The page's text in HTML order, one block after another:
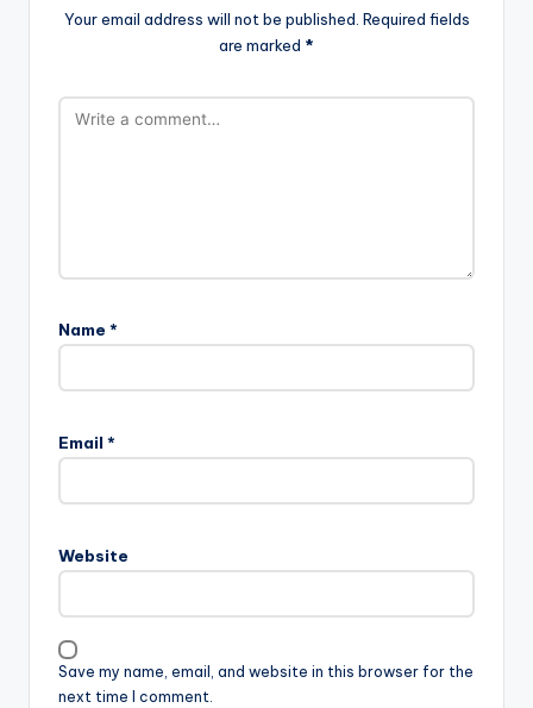
Your email address will not be published. Required fields
are marked *
Name *
Email *
Website
Save my name, email, and website in this browser for the
next time I comment.